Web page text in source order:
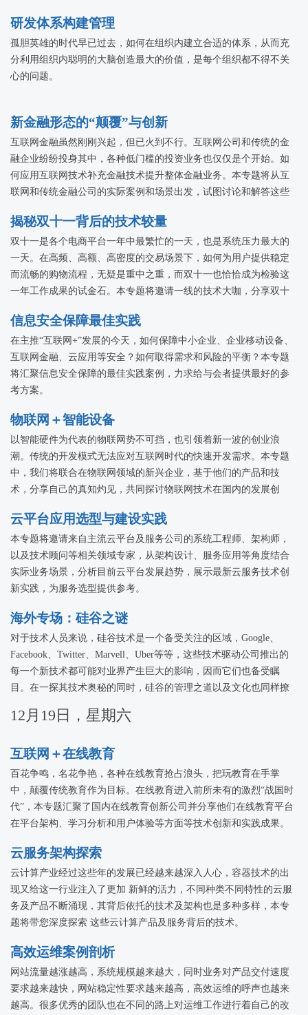
研发体系构建管理
孤胆英雄的时代早已过去，如何在组织内建立合适的体系，从而充
分利用组织内聪明的大脑创造最大的价值，是每个组织都不得不关
心的问题。
新金融形态的“颠覆”与创新
互联网金融虽然刚刚兴起，但已火到不行。互联网公司和传统的金
融企业纷纷投身其中，各种低门槛的投资业务也仅仅是个开始。如
何应用互联网技术补充金融技术提升整体金融业务。本专题将从互
联网和传统金融公司的实际案例和场景出发，试图讨论和解答这些
揭秘双十一背后的技术较量
双十一是各个电商平台一年中最繁忙的一天，也是系统压力最大的
一天。在高频、高额、高密度的交易场景下，如何为用户提供稳定
而流畅的购物流程，无疑是重中之重，而双十一也恰恰成为检验这
一年工作成果的试金石。本专题将邀请一线的技术大咖，分享双十
信息安全保障最佳实践
在主推“互联网+”发展的今天，如何保障中小企业、企业移动设备、
互联网金融、云应用等安全？如何取得需求和风险的平衡？本专题
将汇聚信息安全保障的最佳实践案例，力求给与会者提供最好的参
考方案。
物联网＋智能设备
以智能硬件为代表的物联网势不可挡，也引领着新一波的创业浪
潮。传统的开发模式无法应对互联网时代的快速开发需求。本专题
中，我们将联合在物联网领域的新兴企业，基于他们的产品和技
术，分享自己的真知灼见，共同探讨物联网技术在国内的发展创
云平台应用选型与建设实践
本专题将邀请来自主流云平台及服务公司的系统工程师、架构师，
以及技术顾问等相关领域专家，从架构设计、服务应用等角度结合
实际业务场景，分析目前云平台发展趋势，展示最新云服务技术创
新实践，为服务选型提供参考。
海外专场：硅谷之谜
对于技术人员来说，硅谷技术是一个备受关注的区域，Google、
Facebook、Twitter、Marvell、Uber等等，这些技术驱动公司推出的
每一个新技术都可能对业界产生巨大的影响，因而它们也备受瞩
目。在一探其技术奥秘的同时，硅谷的管理之道以及文化也同样撩
探求之路以及对硅谷文化的深层次认识揭示硅谷之谜。
12月19日，星期六
互联网＋在线教育
百花争鸣，名花争艳，各种在线教育抢占浪头，把玩教育在手掌
中，颠覆传统教育作为目标。在线教育进入前所未有的激烈“战国时
代”，本专题汇聚了国内在线教育创新公司并分享他们在线教育平台
在平台架构、学习分析和用户体验等方面等技术创新和实践成果。
云服务架构探索
云计算产业经过这些年的发展已经越来越深入人心，容器技术的出
现又给这一行业注入了更加 新鲜的活力，不同种类不同特性的云服
务及产品不断涌现，其背后依托的技术及架构也是多种多样，本专
题将带您深度探索 这些云计算产品及服务背后的技术。
高效运维案例剖析
网站流量越涨越高，系统规模越来越大，同时业务对产品交付速度
要求越来越快，网站稳定性要求越来越高，高效运维的呼声也越来
越高。很多优秀的团队也在不同的路上对运维工作进行着自己的改